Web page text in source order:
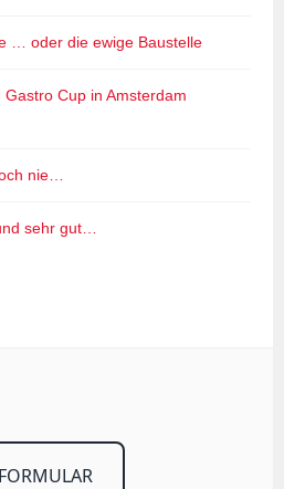
… oder die ewige Baustelle
Cup in Amsterdam
nie…
sehr gut…